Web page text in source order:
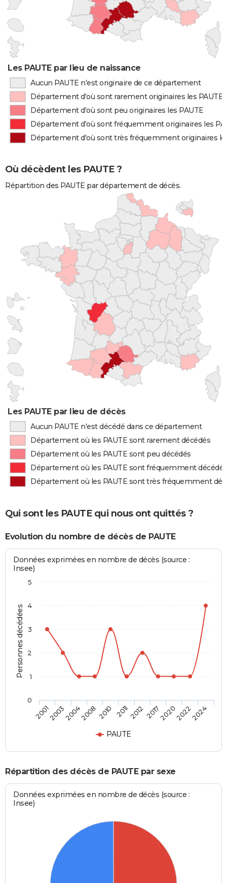
Les PAUTE par lieu de naissance
Aucun PAUTE n'est originaire de ce département
Département d'où sont rarement originaires les PAUTE
Département d'où sont peu originaires les PAUTE
Département d'où sont fréquemment originaires les
Département d'où sont très fréquemment originaires
Où décèdent les PAUTE ?
Répartition des PAUTE par département de décès.
Les PAUTE par lieu de décès
Aucun PAUTE n'est décédé dans ce département
Département où les PAUTE sont rarement décédés
Département où les PAUTE sont peu décédés
Département où les PAUTE sont fréquemment décédés
Département où les PAUTE sont très fréquemment
Qui sont les PAUTE qui nous ont quittés ?
Evolution du nombre de décès de PAUTE
Personnes décédées
Données exprimées en nombre de décès (source :
Insee)
PAUTE
20012003200420082010 201120122017202020222024
0
1
2
3
4
5
Répartition des décès de PAUTE par sexe
Données exprimées en nombre de décès (source :
Insee)